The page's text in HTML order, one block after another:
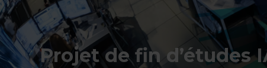
Projet de fin d’études